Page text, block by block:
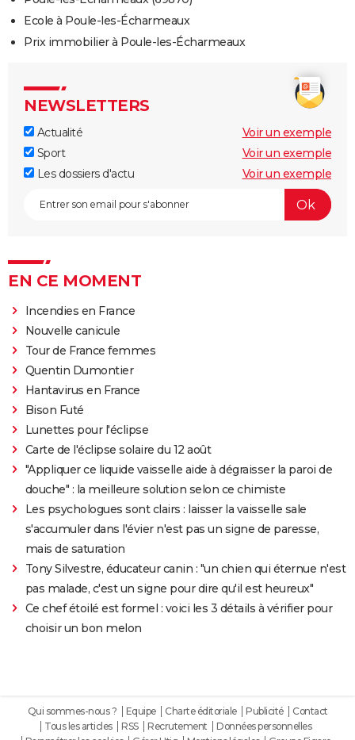
Ecole à Poule-les-Écharmeaux
Prix immobilier à Poule-les-Écharmeaux
NEWSLETTERS
Actualité
Voir un exemple
Sport
Voir un exemple
Les dossiers d'actu
Voir un exemple
EN CE MOMENT
Incendies en France
Nouvelle canicule
Tour de France femmes
Quentin Dumontier
Hantavirus en France
Bison Futé
Lunettes pour l'éclipse
Carte de l'éclipse solaire du 12 août
"Appliquer ce liquide vaisselle aide à dégraisser la paroi de
douche" : la meilleure solution selon ce chimiste
Les psychologues sont clairs : laisser la vaisselle sale
s'accumuler dans l'évier n'est pas un signe de paresse,
mais de saturation
Tony Silvestre, éducateur canin : "un chien qui éternue n'est
pas malade, c'est un signe pour dire qu'il est heureux"
Ce chef étoilé est formel : voici les 3 détails à vérifier pour
choisir un bon melon
Qui sommes-nous ? Equipe Charte éditoriale Publicité
Contact
Tous les articles
RSS Recrutement
Données personnelles